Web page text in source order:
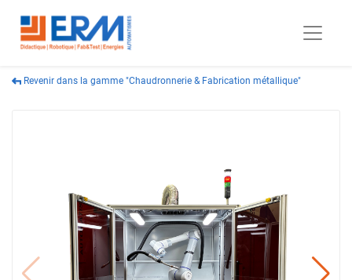
Revenir dans la gamme "Chaudronnerie & Fabrication métallique"